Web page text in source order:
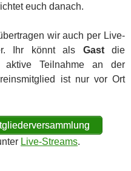
euch danach.
wir auch per Live-
Ihr könnt als Gastdie
aktive Teilnahme an der
ist nur vor Ort
Live-Streams.